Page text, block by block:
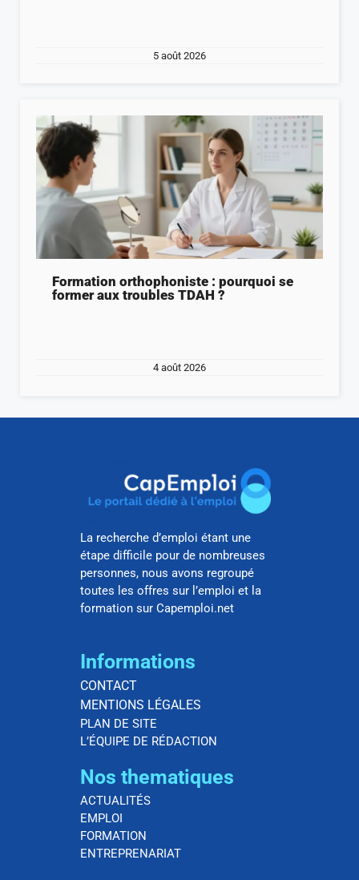
5 août 2026
Formation orthophoniste : pourquoi se
former aux troubles TDAH ?
4 août 2026
La recherche d’emploi étant une
étape difficile pour de nombreuses
personnes, nous avons regroupé
toutes les offres sur l’emploi et la
formation sur Capemploi.net
Informations
CONTACT
MENTIONS LÉGALES
PLAN DE SITE
L’ÉQUIPE DE RÉDACTION
Nos thematiques
ACTUALITÉS
EMPLOI
FORMATION
ENTREPRENARIAT